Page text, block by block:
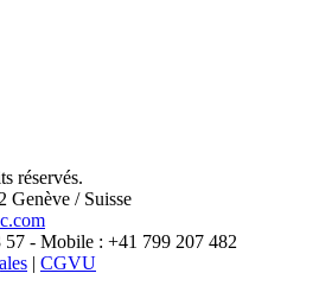
X
réservés.
Genève / Suisse
- Mobile : +41 799 207 482
| CGVU